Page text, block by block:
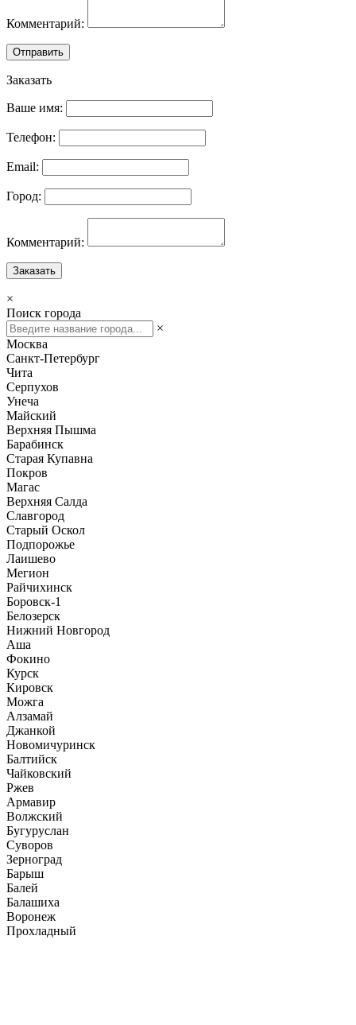
Комментарий:
Отправить
Заказать
Ваше имя:
Телефон:
Email:
Город:
Комментарий:
Заказать
×
Поиск города
×
Москва
Санкт-Петербург
Чита
Серпухов
Унеча
Майский
Верхняя Пышма
Барабинск
Старая Купавна
Покров
Магас
Верхняя Салда
Славгород
Старый Оскол
Подпорожье
Лаишево
Мегион
Райчихинск
Боровск-1
Белозерск
Нижний Новгород
Аша
Фокино
Курск
Кировск
Можга
Алзамай
Джанкой
Новомичуринск
Балтийск
Чайковский
Ржев
Армавир
Волжский
Бугуруслан
Суворов
Зерноград
Барыш
Балей
Балашиха
Воронеж
Прохладный